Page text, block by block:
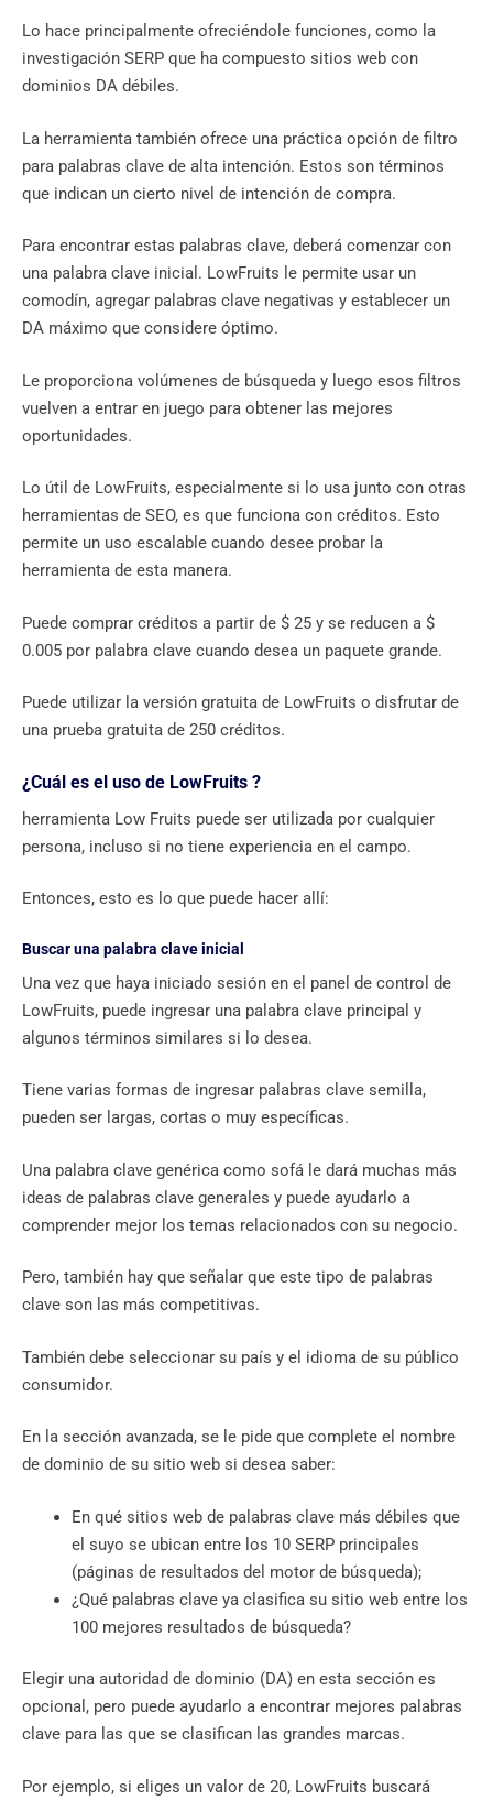
Lo hace principalmente ofreciéndole funciones, como la
investigación SERP que ha compuesto sitios web con
dominios DA débiles.
La herramienta también ofrece una práctica opción de filtro
para palabras clave de alta intención. Estos son términos
que indican un cierto nivel de intención de compra.
Para encontrar estas palabras clave, deberá comenzar con
una palabra clave inicial. LowFruits le permite usar un
comodín, agregar palabras clave negativas y establecer un
DA máximo que considere óptimo.
Le proporciona volúmenes de búsqueda y luego esos filtros
vuelven a entrar en juego para obtener las mejores
oportunidades.
Lo útil de LowFruits, especialmente si lo usa junto con otras
herramientas de SEO, es que funciona con créditos. Esto
permite un uso escalable cuando desee probar la
herramienta de esta manera.
Puede comprar créditos a partir de $ 25 y se reducen a $
0.005 por palabra clave cuando desea un paquete grande.
Puede utilizar la versión gratuita de LowFruits o disfrutar de
una prueba gratuita de 250 créditos.
¿Cuál es el uso de LowFruits ?
herramienta Low Fruits puede ser utilizada por cualquier
persona, incluso si no tiene experiencia en el campo.
Entonces, esto es lo que puede hacer allí:
Buscar una palabra clave inicial
Una vez que haya iniciado sesión en el panel de control de
LowFruits, puede ingresar una palabra clave principal y
algunos términos similares si lo desea.
Tiene varias formas de ingresar palabras clave semilla,
pueden ser largas, cortas o muy específicas.
Una palabra clave genérica como sofá le dará muchas más
ideas de palabras clave generales y puede ayudarlo a
comprender mejor los temas relacionados con su negocio.
Pero, también hay que señalar que este tipo de palabras
clave son las más competitivas.
También debe seleccionar su país y el idioma de su público
consumidor.
En la sección avanzada, se le pide que complete el nombre
de dominio de su sitio web si desea saber:
En qué sitios web de palabras clave más débiles que
el suyo se ubican entre los 10 SERP principales
(páginas de resultados del motor de búsqueda);
¿Qué palabras clave ya clasifica su sitio web entre los
100 mejores resultados de búsqueda?
Elegir una autoridad de dominio (DA) en esta sección es
opcional, pero puede ayudarlo a encontrar mejores palabras
clave para las que se clasifican las grandes marcas.
Por ejemplo, si eliges un valor de 20, LowFruits buscará